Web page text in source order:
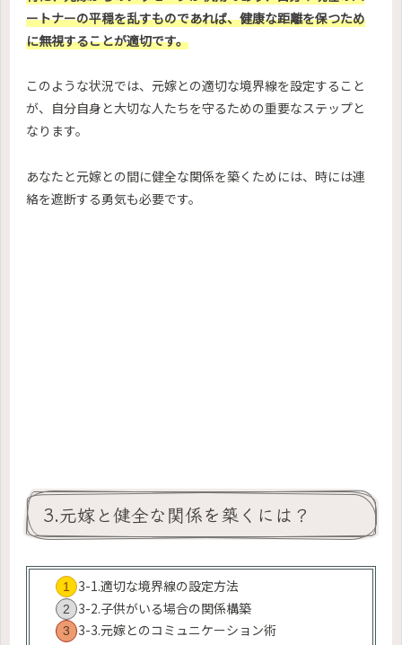
ートナーの平穏を乱すものであれば、健康な距離を保つため
に無視することが適切です。
このような状況では、元嫁との適切な境界線を設定すること
が、自分自身と大切な人たちを守るための重要なステップと
なります。
あなたと元嫁との間に健全な関係を築くためには、時には連
絡を遮断する勇気も必要です。
3.元嫁と健全な関係を築くには？
3-1.適切な境界線の設定方法
3-2.子供がいる場合の関係構築
3-3.元嫁とのコミュニケーション術